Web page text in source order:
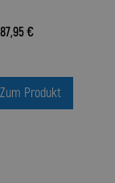
87,95 €
Zum Produkt